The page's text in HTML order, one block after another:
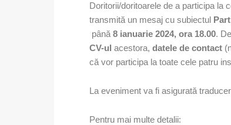
Doritorii/doritoarele de a participa la
transmită un mesaj cu subiectul
până 8 ianuarie 2024, ora 18.00.
CV-ul acestora, datele de contact
că vor participa la toate cele patru
La eveniment va fi asigurată
Pentru mai multe detalii: